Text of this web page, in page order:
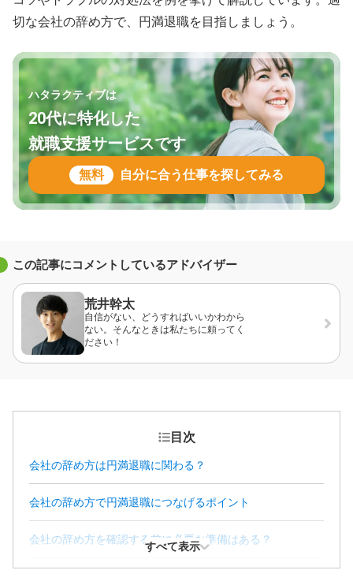
切な会社の辞め方で、円満退職を目指しましょう。
ハタラクティブは
20代に特化した
就職支援サービスです
無料 自分に合う仕事を探してみる
この記事にコメントしているアドバイザー
荒井幹太
自信がない、どうすればいいかわから
ない。そんなときは私たちに頼ってく
ださい！
目次
会社の辞め方は円満退職に関わる？
会社の辞め方で円満退職につなげるポイント
会社の辞め方を確認する前に必要な準備はある？
すべて表示